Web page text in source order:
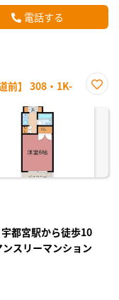
電話する
前】 308・1K-
に入
都宮駅から徒歩10
スリーマンション